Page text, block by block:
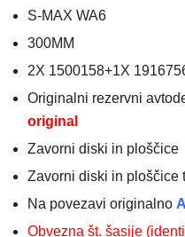
S-MAX WA6
300MM
2X 1500158+1X
Originalni rezervni
original
Zavorni diski in ploščice
Zavorni diski in ploščice
Na povezavi originalno
Obvezna št. šasije